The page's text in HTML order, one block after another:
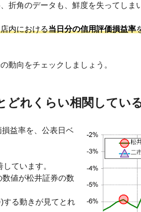
折角のデータも、鮮度を失ってしま
内における当日分の信用評価損益率
動向をチェックしましょう。
どれくらい相関してい
益率を、公表日ベ
ています。
値が松井証券の数
する動きが見てとれ